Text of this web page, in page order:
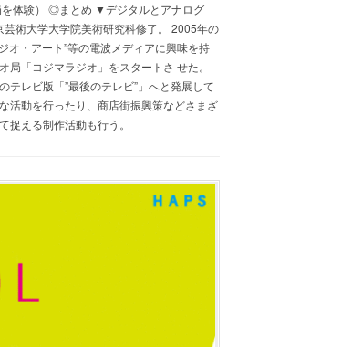
体験） ◎まとめ ▼デジタルとアナログ
術大学大学院美術研究科修了。 2005年の
オ・アート”等の電波メディアに興味を持
「コジマラジオ」をスタートさ せた。
レビ版「”最後のテレビ”」へと発展して
活動を行ったり、商店街振興策などさまざ
える制作活動も行う。